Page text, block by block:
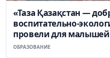
«Таза Қазақстан —
воспитательно-
провели для малышей
ОБРАЗОВАНИЕ